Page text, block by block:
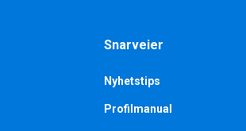
Snarveier
Nyhetstips
Profilmanual